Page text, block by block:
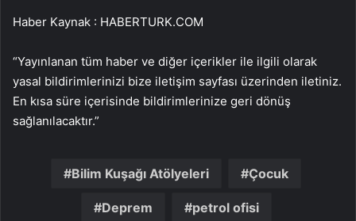
Haber Kaynak : HABERTURK.COM
“Yayınlanan tüm haber ve diğer içerikler ile ilgili olarak
yasal bildirimlerinizi bize iletişim sayfası üzerinden iletiniz.
En kısa süre içerisinde bildirimlerinize geri dönüş
sağlanılacaktır.”
Bilim Kuşağı Atölyeleri Çocuk
Deprem petrol ofisi